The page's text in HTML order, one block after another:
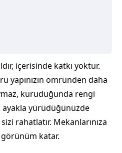
içerisinde katkı yoktur.
yapınızın ömründen daha
kuruduğunda rengi
ayakla yürüdüğünüzde
rahatlatır. Mekanlarınıza
katar.